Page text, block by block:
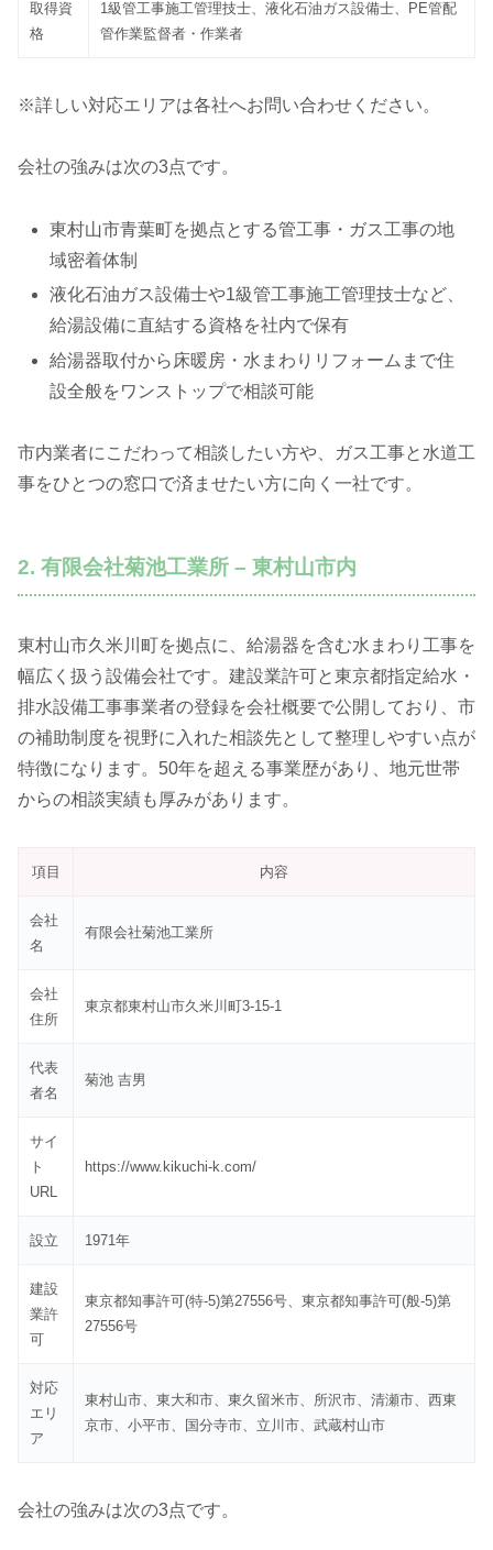
取得資
格
1級管工事施工管理技士、液化石油ガス設備士、PE管配
管作業監督者・作業者
※詳しい対応エリアは各社へお問い合わせください。
会社の強みは次の3点です。
東村山市青葉町を拠点とする管工事・ガス工事の地
域密着体制
液化石油ガス設備士や1級管工事施工管理技士など、
給湯設備に直結する資格を社内で保有
給湯器取付から床暖房・水まわりリフォームまで住
設全般をワンストップで相談可能
市内業者にこだわって相談したい方や、ガス工事と水道工
事をひとつの窓口で済ませたい方に向く一社です。
2. 有限会社菊池工業所 – 東村山市内
東村山市久米川町を拠点に、給湯器を含む水まわり工事を
幅広く扱う設備会社です。建設業許可と東京都指定給水・
排水設備工事事業者の登録を会社概要で公開しており、市
の補助制度を視野に入れた相談先として整理しやすい点が
特徴になります。50年を超える事業歴があり、地元世帯
からの相談実績も厚みがあります。
項目 内容
会社
名
有限会社菊池工業所
会社
住所
東京都東村山市久米川町3-15-1
代表
者名
菊池 吉男
サイ
ト
URL
https://www.kikuchi-k.com/
設立 1971年
建設
業許
可
東京都知事許可(特-5)第27556号、東京都知事許可(般-5)第
27556号
対応
エリ
ア
東村山市、東大和市、東久留米市、所沢市、清瀬市、西東
京市、小平市、国分寺市、立川市、武蔵村山市
会社の強みは次の3点です。